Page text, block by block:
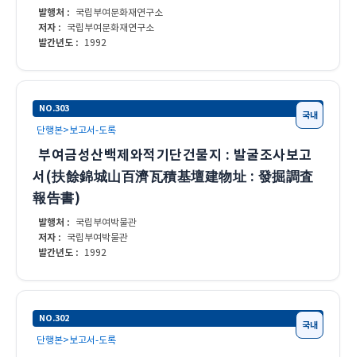
발행처 : 국립부여문화재연구소
저자 : 국립부여문화재연구소
발간년도 : 1992
NO.303
단행본>보고서-도록
부여금성산백제와적기단건물지 : 발굴조사보고
서(扶餘錦城山百濟瓦積基壇建物址 : 發掘調査
報告書)
발행처 : 국립부여박물관
저자 : 국립부여박물관
발간년도 : 1992
국내
NO.302
단행본>보고서-도록
국내